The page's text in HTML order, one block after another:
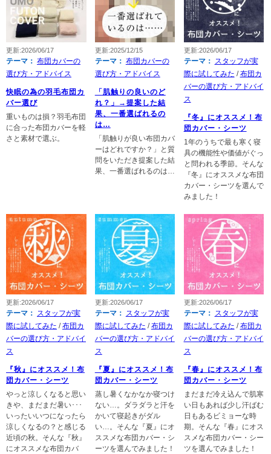
更新:2026/06/17
テーマ： 布団カバーの
選び方・アドバイス
快眠の為の羽毛布団カ
バー選び
重いものは損？羽毛布団
に合った布団カバーを軽
さと素材で選ぶ。
更新:2025/12/15
テーマ： 布団カバーの
選び方・アドバイス
「肌触りの良いのど
れ？」→提案した結
果、一番選ばれるの
は…
「肌触りが良い布団カバ
ーはどれですか？」と質
問をいただき提案した結
果、一番選ばれるのは…
更新:2026/06/17
テーマ： スタッフが実
際に試してみた /布団カ
バーの選び方・アドバイ
ス
『冬』にオススメ！布
団カバー・シーツ
1年のうちで最も寒く寝
具の機能性や価値がぐっ
と問われる季節。そんな
『冬』にオススメな布団
カバー・シーツを選んで
みました！
更新:2026/06/17
テーマ： スタッフが実
際に試してみた /布団カ
バーの選び方・アドバイ
ス
『秋』にオススメ！布
団カバー・シーツ
やっと涼しくなると思い
きや、まだまだ暑い･･･
いったいいつになったら
涼しくなるの？と感じる
近頃の秋。そんな『秋』
にオススメな布団カバ
更新:2026/06/17
テーマ： スタッフが実
際に試してみた /布団カ
バーの選び方・アドバイ
ス
『夏』にオススメ！布
団カバー・シーツ
蒸し暑くなかなか寝つけ
ない…。ダラダラと汗を
かいて寝起きがダル
い…。そんな『夏』にオ
ススメな布団カバー・シ
ーツを選んでみました！
更新:2026/06/17
テーマ： スタッフが実
際に試してみた /布団カ
バーの選び方・アドバイ
ス
『春』にオススメ！布
団カバー・シーツ
まだまだ冷え込んで肌寒
い日もあれば少し汗ばむ
日もあるビミョーな時
期。そんな『春』にオス
スメな布団カバー・シー
ツを選んでみました！